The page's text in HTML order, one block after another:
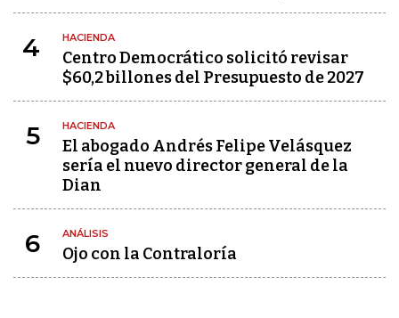
4 HACIENDA
Centro Democrático solicitó revisar
$60,2 billones del Presupuesto de 2027
5 HACIENDA
El abogado Andrés Felipe Velásquez
sería el nuevo director general de la
Dian
6 ANÁLISIS
Ojo con la Contraloría